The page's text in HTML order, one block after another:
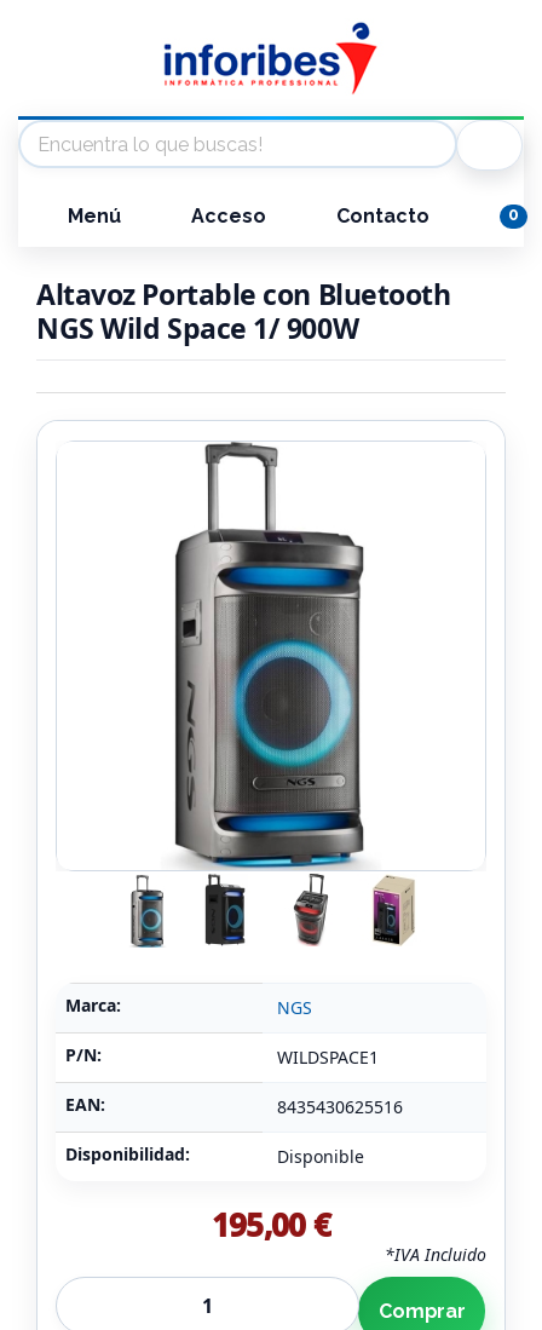
Menú Acceso Contacto 0
Altavoz Portable con Bluetooth
NGS Wild Space 1/ 900W
Marca: NGS
P/N: WILDSPACE1
EAN: 8435430625516
Disponibilidad: Disponible
195,00 €
*IVA Incluido
Comprar